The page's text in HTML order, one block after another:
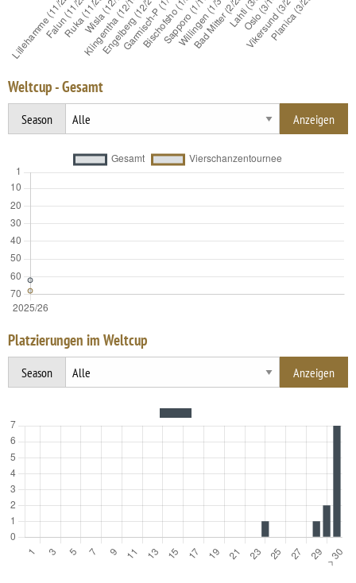
Weltcup - Gesamt
Season
Platzierungen im Weltcup
Season